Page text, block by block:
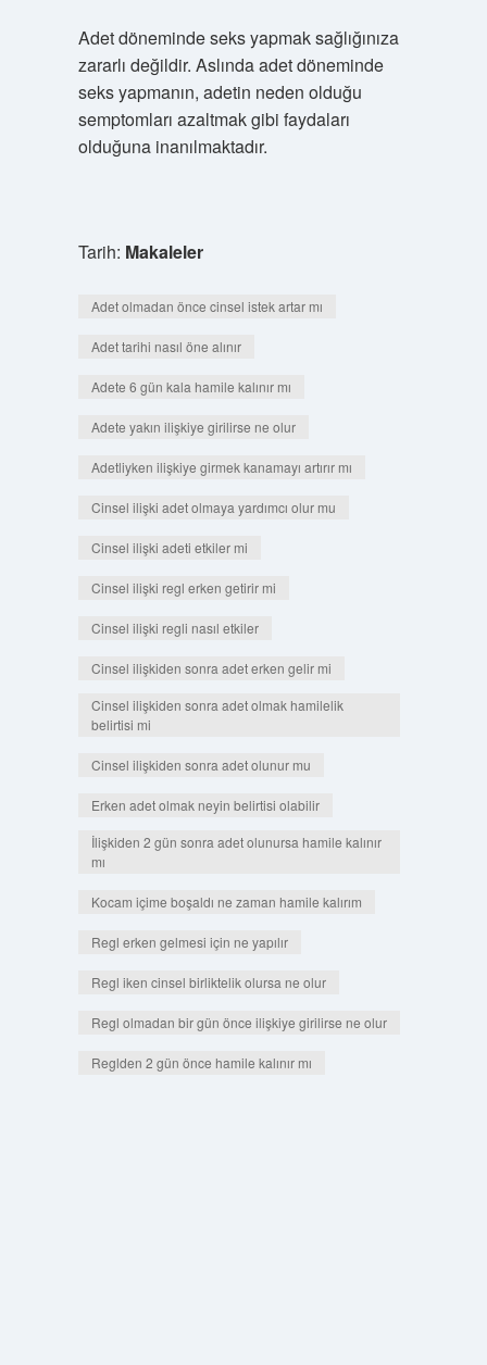
Adet döneminde seks yapmak sağlığınıza
zararlı değildir. Aslında adet döneminde
seks yapmanın, adetin neden olduğu
semptomları azaltmak gibi faydaları
olduğuna inanılmaktadır.
Tarih: Makaleler
Adet olmadan önce cinsel istek artar mı
Adet tarihi nasıl öne alınır
Adete 6 gün kala hamile kalınır mı
Adete yakın ilişkiye girilirse ne olur
Adetliyken ilişkiye girmek kanamayı artırır mı
Cinsel ilişki adet olmaya yardımcı olur mu
Cinsel ilişki adeti etkiler mi
Cinsel ilişki regl erken getirir mi
Cinsel ilişki regli nasıl etkiler
Cinsel ilişkiden sonra adet erken gelir mi
Cinsel ilişkiden sonra adet olmak hamilelik
belirtisi mi
Cinsel ilişkiden sonra adet olunur mu
Erken adet olmak neyin belirtisi olabilir
İlişkiden 2 gün sonra adet olunursa hamile kalınır
mı
Kocam içime boşaldı ne zaman hamile kalırım
Regl erken gelmesi için ne yapılır
Regl iken cinsel birliktelik olursa ne olur
Regl olmadan bir gün önce ilişkiye girilirse ne olur
Reglden 2 gün önce hamile kalınır mı